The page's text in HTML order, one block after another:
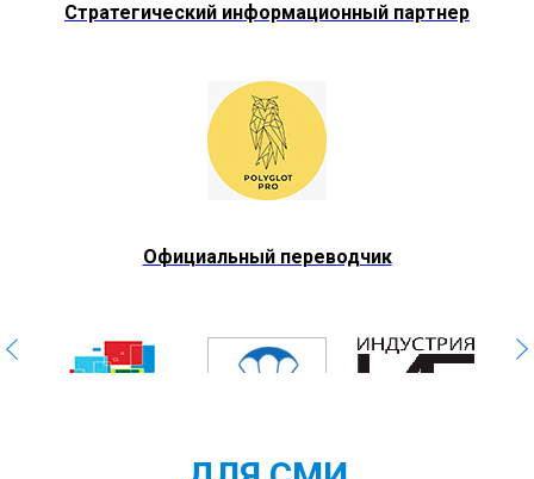
Стратегический информационный партнер
Официальный переводчик